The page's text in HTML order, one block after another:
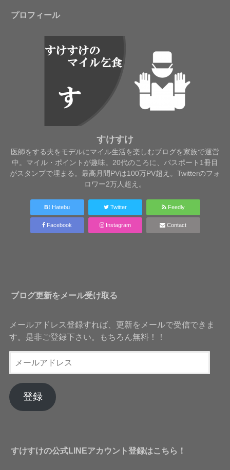
プロフィール
すけすけ
医師をする夫をモデルにマイル生活を楽しむブログを家族で運営
中。マイル・ポイントが趣味。20代のころに、パスポート1冊目
がスタンプで埋まる。最高月間PVは100万PV超え。Twitterのフォ
ロワー2万人超え。
B! Hatebu Twitter Feedly
Facebook Instagram Contact
ブログ更新をメール受け取る
メールアドレス登録すれば、更新をメールで受信できま
す。是非ご登録下さい。もちろん無料！！
ア
ド
登録
すけすけの公式LINEアカウント登録はこちら！